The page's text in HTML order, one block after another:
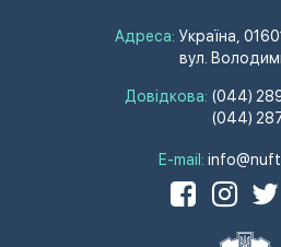
Адреса: Україна,
вул.
Довідкова: (044)
(044)
E-mail: